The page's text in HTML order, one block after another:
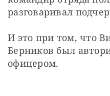
разговаривал
И это при том, что
Берников был
офицером.